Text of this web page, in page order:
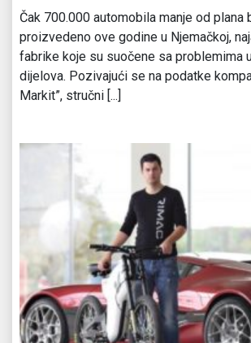
Čak 700.000 automobila manje od plana
proizvedeno ove godine u Njemačkoj,
fabrike koje su suočene sa problemima
dijelova. Pozivajući se na podatke
Markit”, stručni [...]